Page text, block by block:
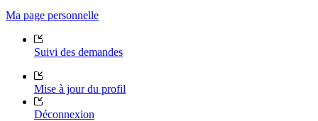
Ma page personnelle
Suivi des demandes
Mise à jour du profil
Déconnexion